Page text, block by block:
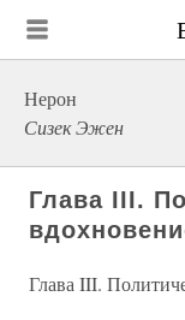
Нерон
Сизек Эжен
Глава III.
Глава III.